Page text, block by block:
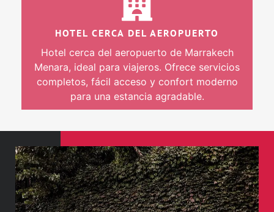
HOTEL CERCA DEL AEROPUERTO
Hotel cerca del aeropuerto de Marrakech
Menara, ideal para viajeros. Ofrece servicios
completos, fácil acceso y confort moderno
para una estancia agradable.